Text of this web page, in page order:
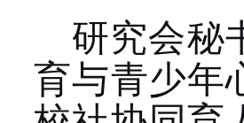
研究会秘
育与青少年